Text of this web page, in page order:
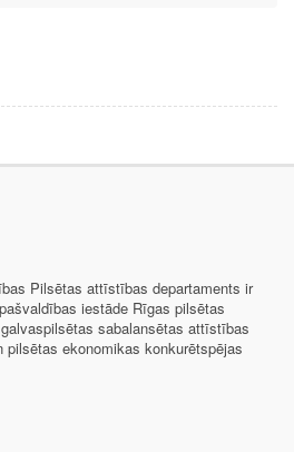
Pilsētas attīstības departaments ir
iestāde Rīgas pilsētas
sabalansētas attīstības
pilsētas ekonomikas konkurētspējas